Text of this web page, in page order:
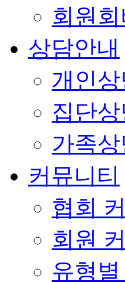
회원
상담안내
개인
집단
가족
커뮤니티
협회
회원
유형